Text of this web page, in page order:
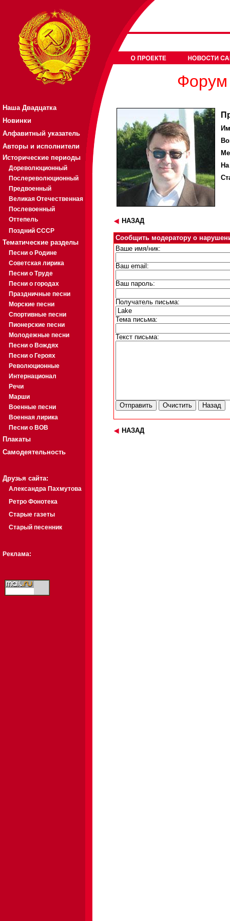
Наша Двадцатка
Новинки
Алфавитный указатель
Авторы и исполнители
Исторические периоды
Дореволюционный
Послереволюционный
Предвоенный
Великая Отечественная
Послевоенный
Оттепель
Поздний СССР
Тематические разделы
Песни о Родине
Советская лирика
Песни о Труде
Песни о городах
Праздничные песни
Морские песни
Спортивные песни
Пионерские песни
Молодежные песни
Песни о Вождях
Песни о Героях
Революционные
Интернационал
Речи
Марши
Военные песни
Военная лирика
Песни о ВОВ
Плакаты
Самодеятельность
Друзья сайта:
Александра Пахмутова
Ретро Фонотека
Старые газеты
Старый песенник
Реклама:
Форум
НАЗАД
Сообщить модератору о
Ваше имя/ник:
Ваш email:
Ваш пароль:
Получатель письма:
Тема письма:
Текст письма:
НАЗАД